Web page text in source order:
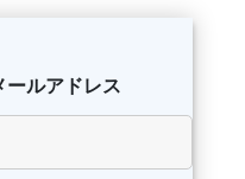
ールアドレス